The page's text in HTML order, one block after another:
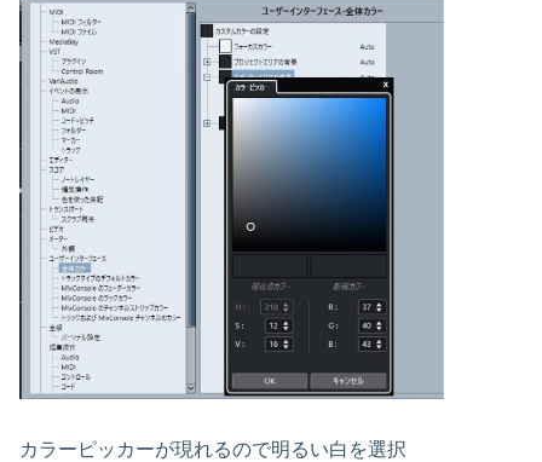
カラーピッカーが現れるので明るい白を選択